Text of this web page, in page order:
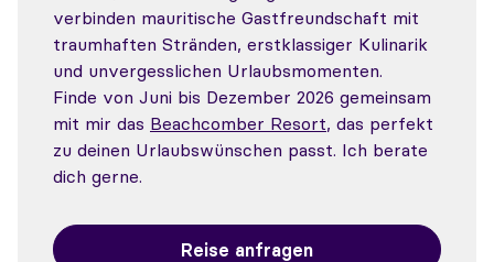
verbinden mauritische Gastfreundschaft mit
traumhaften Stränden, erstklassiger Kulinarik
und unvergesslichen Urlaubsmomenten.
Finde von Juni bis Dezember 2026 gemeinsam
mit mir das Beachcomber Resort, das perfekt
zu deinen Urlaubswünschen passt. Ich berate
dich gerne.
Reise anfragen